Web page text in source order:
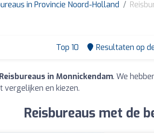
in Provincie Noord-Holland
Top 10 Resultaten op
Reisbureaus in Monnickendam. We
en kiezen.
Reisbureaus met de